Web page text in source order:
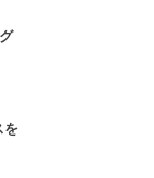
を